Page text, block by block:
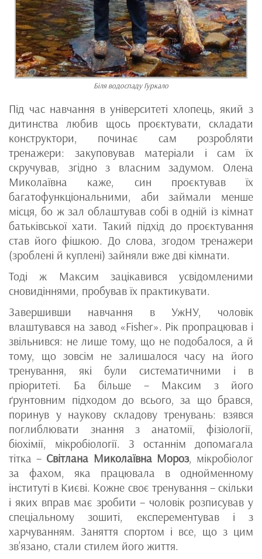
Біля водоспаду Гуркало
Під час навчання в університеті хлопець, який з
дитинства любив щось проєктувати, складати
конструктори, починає сам розробляти
тренажери: закуповував матеріали і сам їх
скручував, згідно з власним задумом. Олена
Миколаївна каже, син проєктував їх
багатофункціональними, аби займали менше
місця, бо ж зал облаштував собі в одній із кімнат
батьківської хати. Такий підхід до проєктування
став його фішкою. До слова, згодом тренажери
(зроблені й куплені) зайняли вже дві кімнати.
Тоді ж Максим зацікавився усвідомленими
сновидіннями, пробував їх практикувати.
Завершивши навчання в УжНУ, чоловік
влаштувався на завод «Fisher». Рік пропрацював і
звільнився: не лише тому, що не подобалося, а й
тому, що зовсім не залишалося часу на його
тренування, які були систематичними і в
пріоритеті. Ба більше – Максим з його
ґрунтовним підходом до всього, за що брався,
поринув у наукову складову тренувань: взявся
поглиблювати знання з анатомії, фізіології,
біохімії, мікробіології. З останнім допомагала
тітка – Світлана Миколаївна Мороз, мікробіолог
за фахом, яка працювала в однойменному
інституті в Києві. Кожне своє тренування – скільки
і яких вправ має зробити – чоловік розписував у
спеціальному зошиті, експерементував і з
харчуванням. Заняття спортом і все, що з цим
зв’язано, стали стилем його життя.